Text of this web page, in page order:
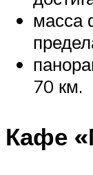
масса
70 км.
Кафе